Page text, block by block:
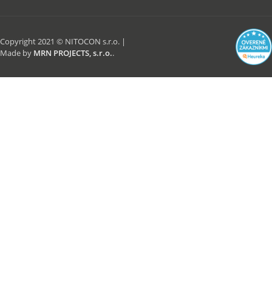
Copyright 2021 © NITOCON s.r.o. |
Made by MRN PROJECTS, s.r.o..